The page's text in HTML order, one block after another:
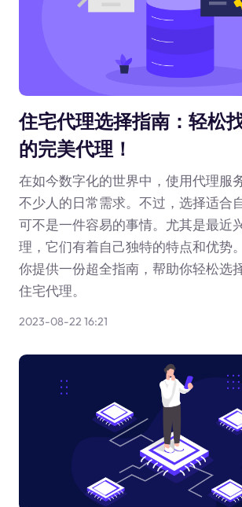
住宅代理选择指南：轻松
的完美代理！
在如今数字化的世界中，使用代理服
不少人的日常需求。不过，选择适合
可不是一件容易的事情。尤其是最近
理，它们有着自己独特的特点和优势
你提供一份超全指南，帮助你轻松选
住宅代理。
2023-08-22 16:21